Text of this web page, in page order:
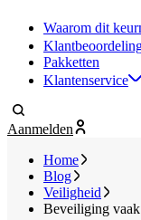
Waarom dit
Pakketten
Klantenservice
Aanmelden
Home
Blog
Veiligheid
Beveiliging